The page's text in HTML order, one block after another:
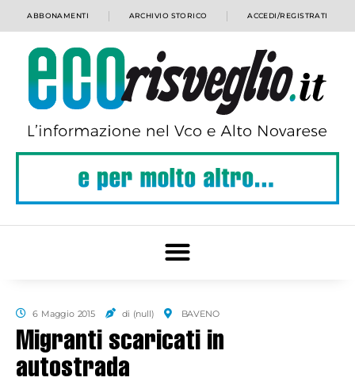
ABBONAMENTI ARCHIVIO STORICO ACCEDI/REGISTRATI
6 Maggio 2015 di (null) BAVENO
Migranti scaricati in
autostrada